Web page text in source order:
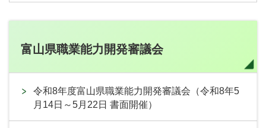
富山県職業能力開発審議会
令和8年度富山県職業能力開発審議会（令和8年5
月14日～5月22日 書面開催）